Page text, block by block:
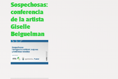
Sospechosas:
conferencia
de la artista
Giselle
Beiguelman